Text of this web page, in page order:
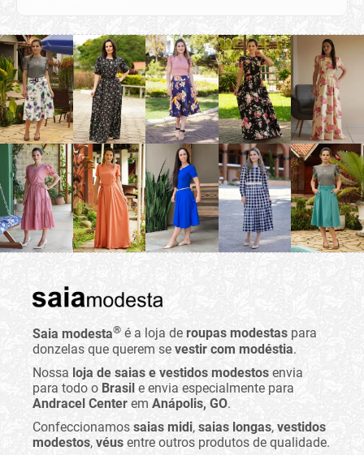
Saia modesta® é a loja de roupas modestas para
donzelas que querem se vestir com modéstia.
Nossa loja de saias e vestidos modestos envia
para todo o Brasil e envia especialmente para
Andracel Center em Anápolis, GO.
Confeccionamos saias midi, saias longas, vestidos
modestos, véus entre outros produtos de qualidade.